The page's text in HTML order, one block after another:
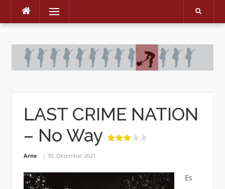
Skip
Menu
LAST CRIME NATION
– No Way
Arne 30. Dezember 2021
Es